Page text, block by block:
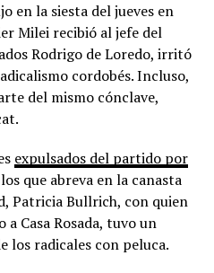
en la siesta del jueves en
Milei recibió al jefe del
Rodrigo de Loredo, irritó
cordobés. Incluso,
del mismo cónclave,
expulsados del partido por
que abreva en la canasta
Patricia Bullrich, con quien
Casa Rosada, tuvo un
los radicales con peluca.